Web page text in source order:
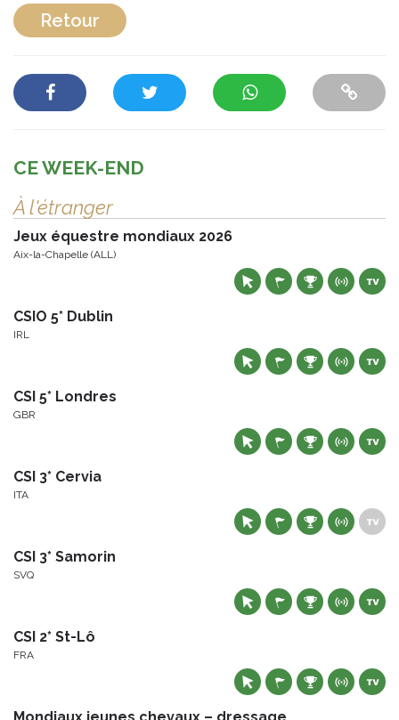
Retour
CE WEEK-END
À l'étranger
Jeux équestre mondiaux 2026
Aix-la-Chapelle (ALL)
CSIO 5* Dublin
IRL
CSI 5* Londres
GBR
CSI 3* Cervia
ITA
CSI 3* Samorin
SVQ
CSI 2* St-Lô
FRA
Mondiaux jeunes chevaux – dressage